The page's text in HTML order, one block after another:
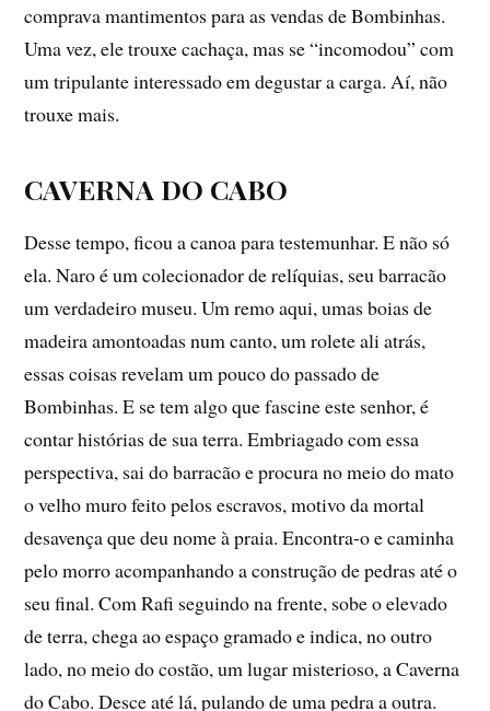
comprava mantimentos para as vendas de Bombinhas.
Uma vez, ele trouxe cachaça, mas se “incomodou” com
um tripulante interessado em degustar a carga. Aí, não
trouxe mais.
CAVERNA DO CABO
Desse tempo, ficou a canoa para testemunhar. E não só
ela. Naro é um colecionador de relíquias, seu barracão
um verdadeiro museu. Um remo aqui, umas boias de
madeira amontoadas num canto, um rolete ali atrás,
essas coisas revelam um pouco do passado de
Bombinhas. E se tem algo que fascine este senhor, é
contar histórias de sua terra. Embriagado com essa
perspectiva, sai do barracão e procura no meio do mato
o velho muro feito pelos escravos, motivo da mortal
desavença que deu nome à praia. Encontra-o e caminha
pelo morro acompanhando a construção de pedras até o
seu final. Com Rafi seguindo na frente, sobe o elevado
de terra, chega ao espaço gramado e indica, no outro
lado, no meio do costão, um lugar misterioso, a Caverna
do Cabo. Desce até lá, pulando de uma pedra a outra.